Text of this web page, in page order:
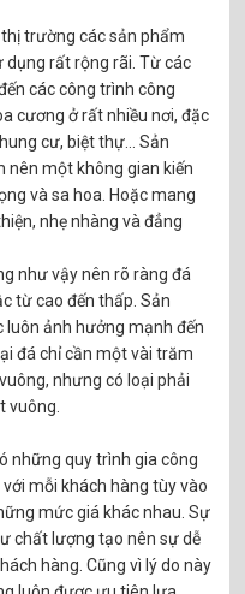
trường các sản phẩm
rất rộng rãi. Từ các
các công trình công
cương ở rất nhiều nơi, đặc
cư, biệt thự… Sản
nên một không gian kiến
và sa hoa. Hoặc mang
nhẹ nhàng và đẳng
như vậy nên rõ ràng đá
từ cao đến thấp. Sản
luôn ảnh hưởng mạnh đến
đá chỉ cần một vài trăm
nhưng có loại phải
vuông.
những quy trình gia công
mỗi khách hàng tùy vào
mức giá khác nhau. Sự
chất lượng tạo nên sự dễ
hàng. Cũng vì lý do này